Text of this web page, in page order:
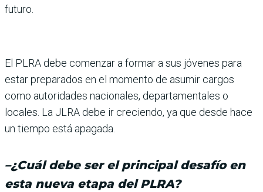
futuro.
El PLRA debe comenzar a for­mar a sus jóvenes para
estar preparados en el momento de asumir cargos
como autorida­des nacionales, departamen­tales o
locales. La JLRA debe ir creciendo, ya que desde hace
un tiempo está apagada.
–¿Cuál debe ser el princi­pal desafío en
esta nueva etapa del PLRA?